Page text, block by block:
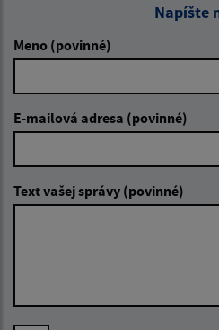
Napíšte
Meno (povinné)
E-mailová adresa (povinné)
Text vašej správy (povinné)